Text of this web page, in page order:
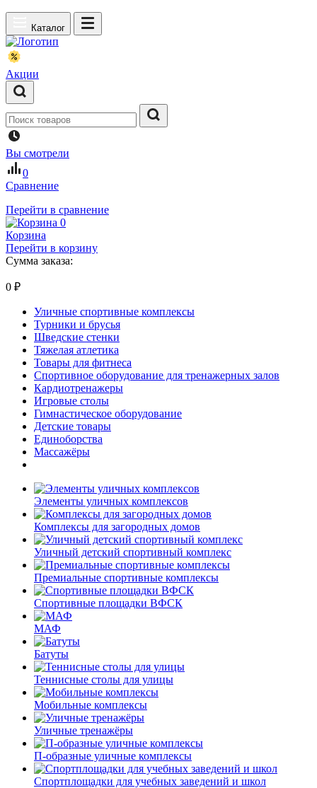
Каталог
Акции
Вы смотрели
0
Сравнение
Перейти в сравнение
0
Корзина
Перейти в корзину
Сумма заказа:
0 ₽
Уличные спортивные комплексы
Турники и брусья
Шведские стенки
Тяжелая атлетика
Товары для фитнеса
Спортивное оборудование для тренажерных залов
Кардиотренажеры
Игровые столы
Гимнастическое оборудование
Детские товары
Единоборства
Массажёры
Элементы уличных комплексов
Комплексы для загородных домов
Уличный детский спортивный комплекс
Премиальные спортивные комплексы
Спортивные площадки ВФСК
МАФ
Батуты
Теннисные столы для улицы
Мобильные комплексы
Уличные тренажёры
П-образные уличные комплексы
Спортплощадки для учебных заведений и школ